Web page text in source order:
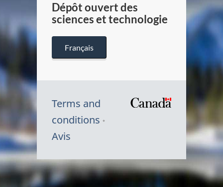
Dépôt ouvert des
sciences et technologie
Français
Terms and
conditions
Avis
Symbole
du